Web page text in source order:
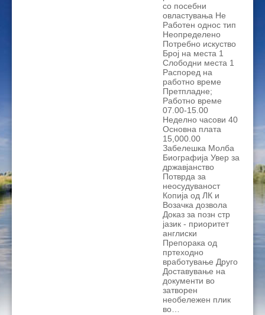
со посебни
овластувања Не
Работен однос тип
Неопределено
Потребно искуство
Број на места 1
Слободни места 1
Распоред на
работно време
Претпладне;
Работно време
07.00-15.00
Неделно часови 40
Основна плата
15,000.00
Забелешка Молба
Биографија Увер за
државјанство
Потврда за
неосудуваност
Копија од ЛК и
Возачка дозвола
Доказ за позн стр
јазик - приоритет
англиски
Препорака од
пртеходно
вработување Друго
Доставување на
документи во
затворен
необележен плик
во…